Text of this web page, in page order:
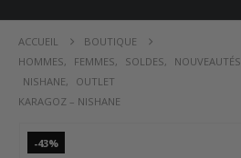
ACCUEIL
BOUTIQUE
HOMMES, FEMMES, SOLDES, NOUVEAUTÉS
NISHANE,
OUTLET
KARAGOZ – NISHANE
-43%